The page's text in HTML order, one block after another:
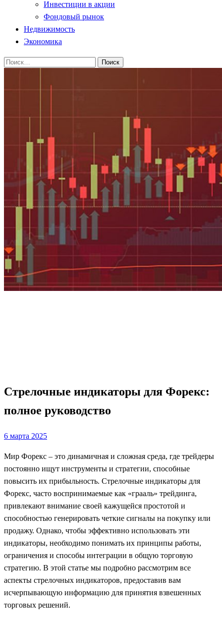
Инвестиции в акции
Фондовый рынок
Недвижимость
Экономика
Найти:
Стрелочные индикаторы для Форекс:
полное руководство
Posted
6 марта 2025
Мир Форекс – это динамичная и сложная среда, где трейдеры
постоянно ищут инструменты и стратегии, способные
повысить их прибыльность. Стрелочные индикаторы для
Форекс, часто воспринимаемые как «грааль» трейдинга,
привлекают внимание своей кажущейся простотой и
способностью генерировать четкие сигналы на покупку или
продажу. Однако, чтобы эффективно использовать эти
индикаторы, необходимо понимать их принципы работы,
ограничения и способы интеграции в общую торговую
стратегию. В этой статье мы подробно рассмотрим все
аспекты стрелочных индикаторов, предоставив вам
исчерпывающую информацию для принятия взвешенных
торговых решений.